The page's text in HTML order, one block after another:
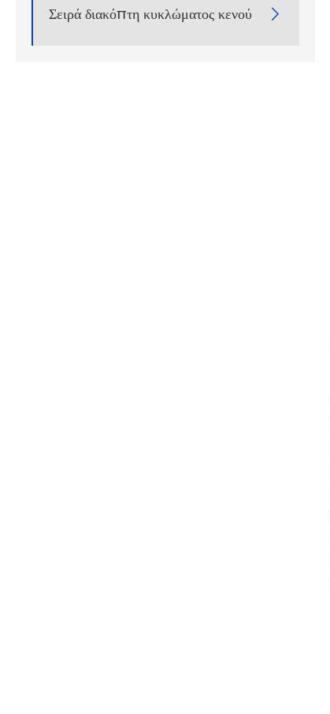
Σειρά διακόπτη κυκλώματος κενού 